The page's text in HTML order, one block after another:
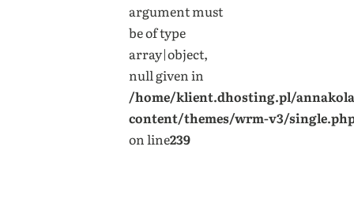
argument must
be of type
array|object,
null given in
/home/klient.dhosting.pl/
content/themes/wrm-v3/
on line239